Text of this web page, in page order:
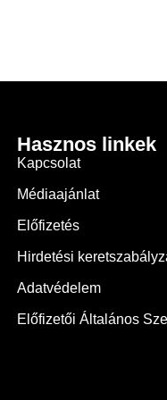
Hasznos linkek
Kapcsolat
Médiaajánlat
Előfizetés
Hirdetési
Adatvédelem
Előfizetői Általános